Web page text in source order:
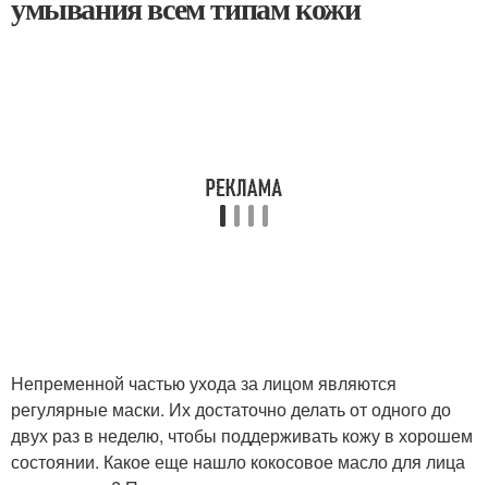
Непременной частью ухода за лицом являются
регулярные маски. Их достаточно делать от одного до
двух раз в неделю, чтобы поддерживать кожу в хорошем
состоянии. Какое еще нашло кокосовое масло для лица